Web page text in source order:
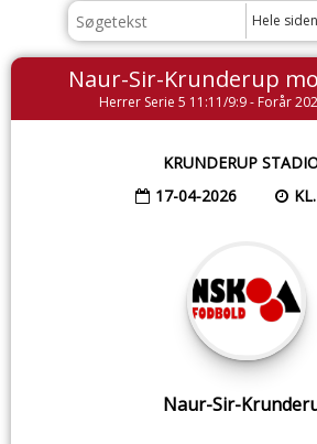
Hele siden
Naur-Sir-Krunderup
Herrer Serie 5 11:11/9:9 - Forår
KRUNDERUP
17-04-2026
Naur-Sir-